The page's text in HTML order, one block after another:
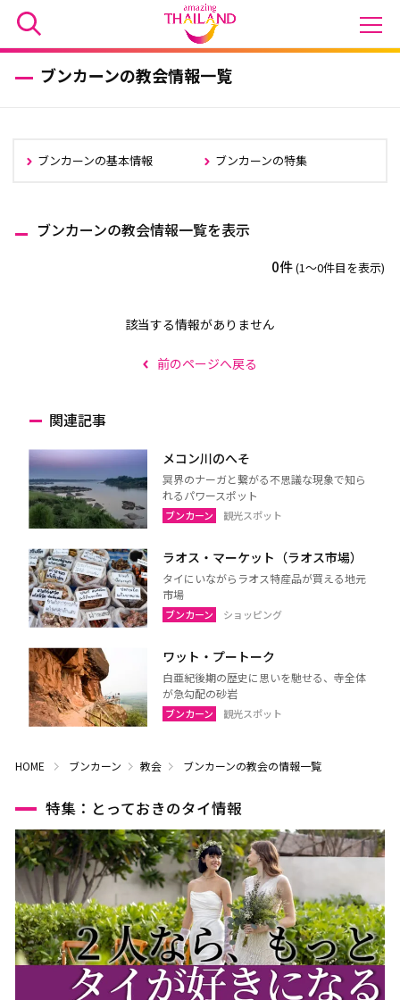
ブンカーンの教会情報一覧
ブンカーンの基本情報 ブンカーンの特集
ブンカーンの教会情報一覧を表示
0件(1〜0件目を表示)
該当する情報がありません
前のページへ戻る
関連記事
メコン川のへそ
冥界のナーガと繋がる不思議な現象で知ら
れるパワースポット
ブンカーン 観光スポット
ラオス・マーケット（ラオス市場）
タイにいながらラオス特産品が買える地元
市場
ブンカーン ショッピング
ワット・プートーク
白亜紀後期の歴史に思いを馳せる、寺全体
が急勾配の砂岩
ブンカーン 観光スポット
HOME ブンカーン 教会 ブンカーンの教会の情報一覧
特集：とっておきのタイ情報